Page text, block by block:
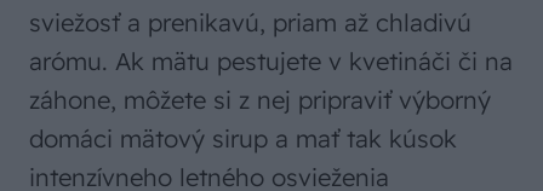
sviežosť a prenikavú, priam až chladivú
arómu. Ak mätu pestujete v kvetináči či na
záhone, môžete si z nej pripraviť výborný
domáci mätový sirup a mať tak kúsok
intenzívneho letného osvieženia